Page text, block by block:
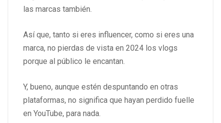
las marcas también.
Así que, tanto si eres influencer, como si eres una
marca, no pierdas de vista en 2024 los vlogs
porque al público le encantan.
Y, bueno, aunque estén despuntando en otras
plataformas, no significa que hayan perdido fuelle
en YouTube, para nada.